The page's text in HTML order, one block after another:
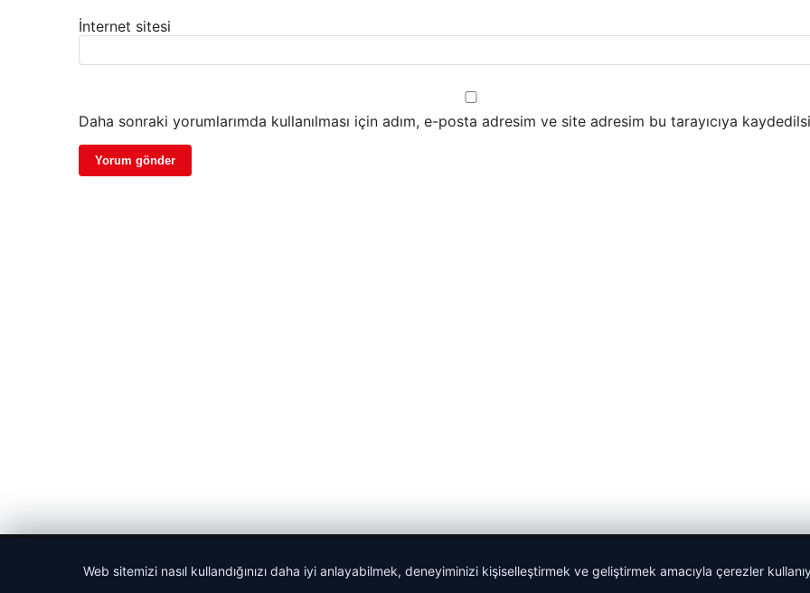
İnternet sitesi
Daha sonraki yorumlarımda kullanılması için adım, e-posta adresim ve site adresim bu tarayıcıya
Web sitemizi nasıl kullandığınızı daha iyi anlayabilmek, deneyiminizi kişiselleştirmek ve geliştirmek amacıyla çerezler